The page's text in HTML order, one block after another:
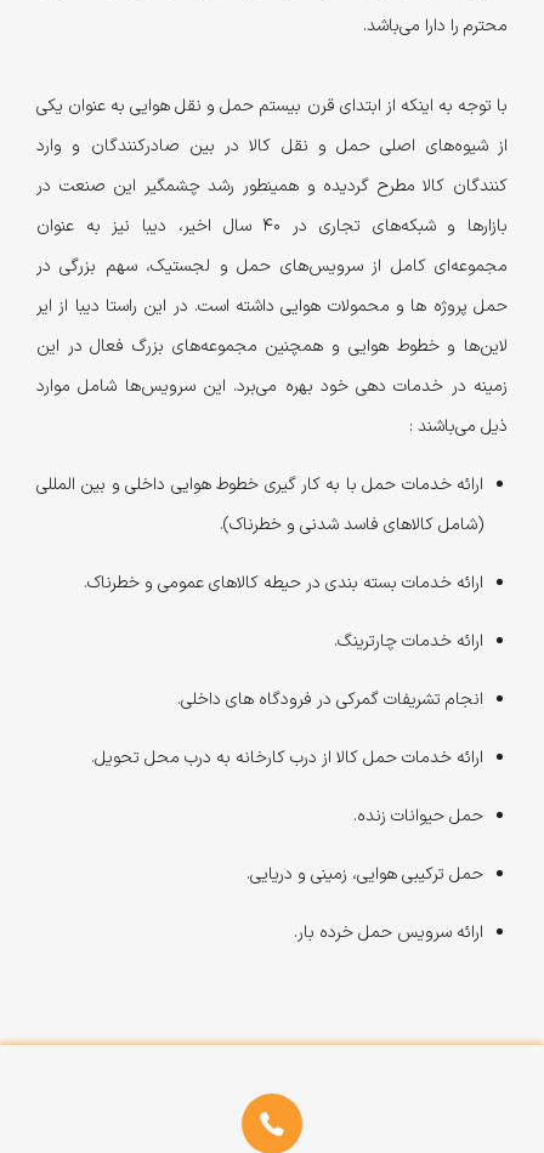
محترم را دارا می‌باشد.
با توجه به اینکه از ابتدای قرن بیستم حمل و نقل هوایی به عنوان یکی
از شیوه‌های اصلی حمل و نقل کالا در بین صادرکنندگان و وارد
کنندگان کالا مطرح گردیده و همینطور رشد چشمگیر این صنعت در
بازارها و شبکه‌های تجاری در ۴۰ سال اخیر، دیبا نیز به عنوان
مجموعه‌ای کامل از سرویس‌های حمل و لجستیک، سهم بزرگی در
حمل پروژه ها و محمولات هوایی داشته است. در این راستا دیبا از ایر
لاین‌ها و خطوط هوایی و همچنین مجموعه‌های بزرگ فعال در این
زمینه در خدمات دهی خود بهره می‌برد. این سرویس‌ها شامل موارد
ذیل می‌باشند :
ارائه خدمات حمل با به کار گیری خطوط هوایی داخلی و بین المللی
(شامل کالاهای فاسد شدنی و خطرناک).
ارائه خدمات بسته بندی در حیطه کالاهای عمومی و خطرناک.
ارائه خدمات چارترینگ.
انجام تشریفات گمرکی در فرودگاه های داخلی.
ارائه خدمات حمل کالا از درب کارخانه به درب محل تحویل.
حمل حیوانات زنده.
حمل ترکیبی هوایی، زمینی و دریایی.
ارائه سرویس حمل خرده بار.